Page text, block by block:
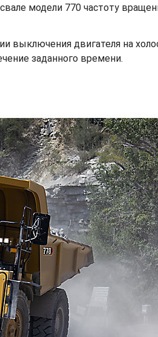
модели 770 частоту
двигателя на
заданного времени.